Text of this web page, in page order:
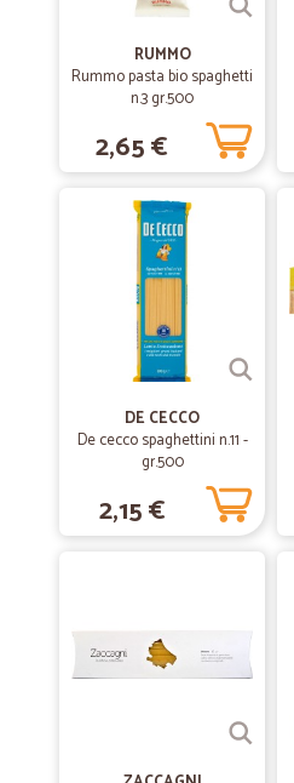
RUMMO
Rummo pasta bio spaghetti
n.3 gr.500
2,65 €
DE CECCO
De cecco spaghettini n.11 -
gr.500
2,15 €